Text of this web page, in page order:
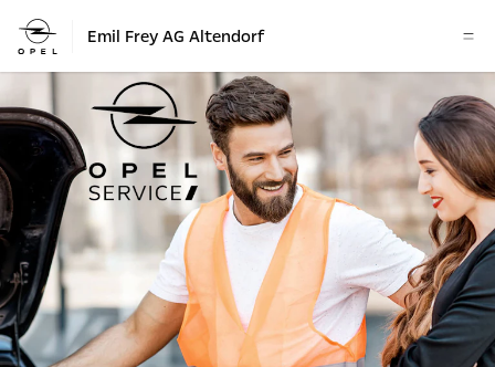
Emil Frey AG Altendorf